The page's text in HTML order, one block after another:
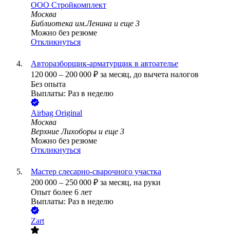
ООО Стройкомплект
Москва
Библиотека им.Ленина и еще 3
Можно без резюме
Откликнуться
Авторазборщик-арматурщик в автоателье
120 000 – 200 000 ₽ за месяц, до вычета налогов
Без опыта
Выплаты: Раз в неделю
Airbag Original
Москва
Верхние Лихоборы и еще 3
Можно без резюме
Откликнуться
Мастер слесарно-сварочного участка
200 000 – 250 000 ₽ за месяц, на руки
Опыт более 6 лет
Выплаты: Раз в неделю
Zart